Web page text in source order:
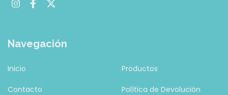
Navegación
Inicio Productos
Contacto Política de Devolución